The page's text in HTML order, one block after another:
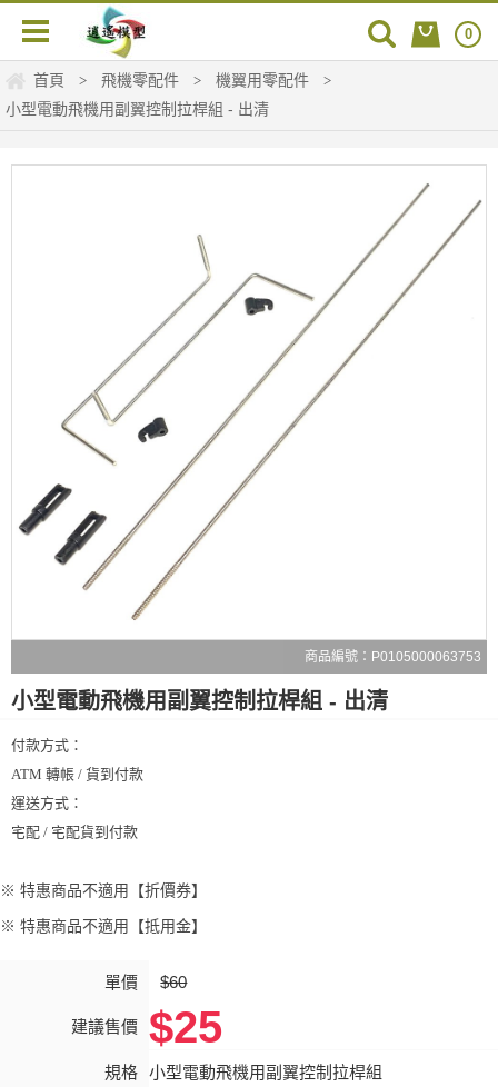
0
首頁 > 飛機零配件 > 機翼用零配件 >
小型電動飛機用副翼控制拉桿組 - 出清
商品編號：P0105000063753
小型電動飛機用副翼控制拉桿組 - 出清
付款方式：
ATM 轉帳 / 貨到付款
運送方式：
宅配 / 宅配貨到付款
※ 特惠商品不適用【折價券】
※ 特惠商品不適用【抵用金】
單價 $60
建議售價 $25
規格 小型電動飛機用副翼控制拉桿組